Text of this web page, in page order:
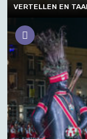
VERTELLEN EN